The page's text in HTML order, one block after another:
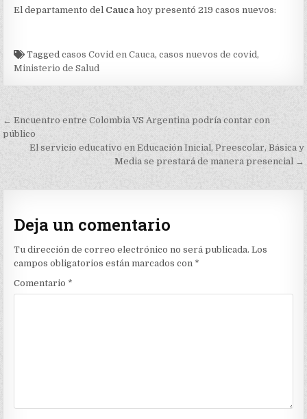
El departamento del Cauca hoy presentó 219 casos nuevos:
Taggedcasos Covid en Cauca,casos nuevos de covid,
Ministerio de Salud
Navegación
de
← Encuentro entre Colombia VS Argentina podría contar con
público
El servicio educativo en Educación Inicial, Preescolar, Básica y
Media se prestará de manera presencial →
Deja un comentario
Tu dirección de correo electrónico no será publicada. Los
campos obligatorios están marcados con *
Comentario *